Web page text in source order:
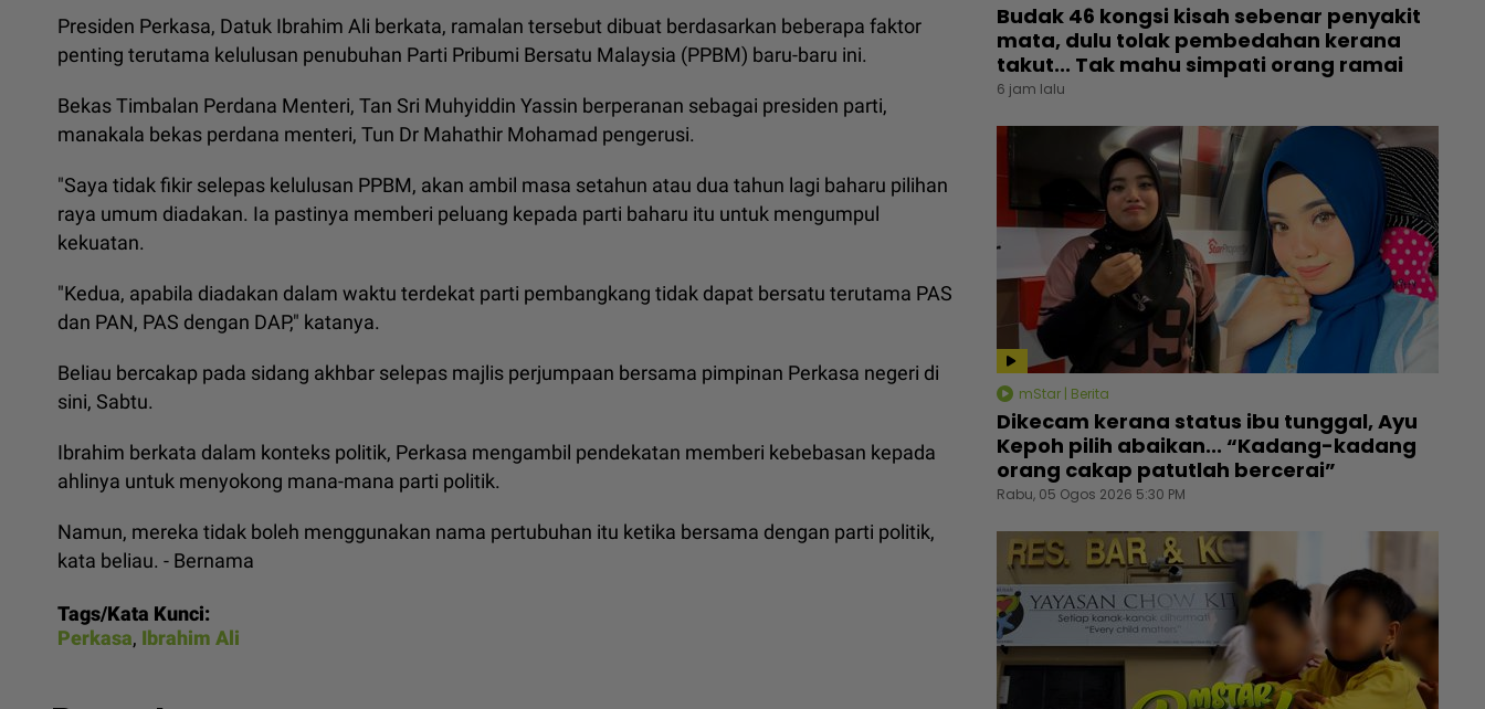
Presiden Perkasa, Datuk Ibrahim Ali berkata, ramalan tersebut dibuat berdasarkan beberapa faktor
penting terutama kelulusan penubuhan Parti Pribumi Bersatu Malaysia (PPBM) baru-baru ini.
Bekas Timbalan Perdana Menteri, Tan Sri Muhyiddin Yassin berperanan sebagai presiden parti,
manakala bekas perdana menteri, Tun Dr Mahathir Mohamad pengerusi.
"Saya tidak fikir selepas kelulusan PPBM, akan ambil masa setahun atau dua tahun lagi baharu pilihan
raya umum diadakan. Ia pastinya memberi peluang kepada parti baharu itu untuk mengumpul
kekuatan.
"Kedua, apabila diadakan dalam waktu terdekat parti pembangkang tidak dapat bersatu terutama PAS
dan PAN, PAS dengan DAP," katanya.
Beliau bercakap pada sidang akhbar selepas majlis perjumpaan bersama pimpinan Perkasa negeri di
sini, Sabtu.
Ibrahim berkata dalam konteks politik, Perkasa mengambil pendekatan memberi kebebasan kepada
ahlinya untuk menyokong mana-mana parti politik.
Namun, mereka tidak boleh menggunakan nama pertubuhan itu ketika bersama dengan parti politik,
kata beliau. - Bernama
Tags/Kata Kunci:
Perkasa, Ibrahim Ali
Budak 46 kongsi kisah sebenar penyakit
mata, dulu tolak pembedahan kerana
takut... Tak mahu simpati orang ramai
6 jam lalu
mStar | Berita
Dikecam kerana status ibu tunggal, Ayu
Kepoh pilih abaikan... “Kadang-kadang
orang cakap patutlah bercerai”
Rabu, 05 Ogos 2026 5:30 PM